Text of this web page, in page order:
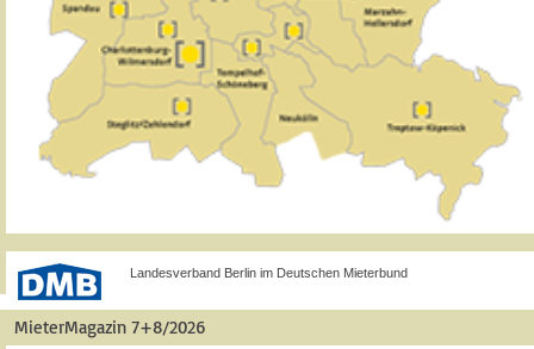
Landesverband Berlin im Deutschen Mieterbund
MieterMagazin 7+8/2026